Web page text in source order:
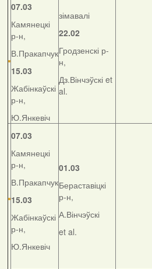
07.03
Камянецкі
р-н,
В.Пракапчук
15.03
Жабінкаўскі
р-н,
Ю.Янкевіч
зімавалі
22.02
Гродзенскі р-
н,
Дз.Вінчэўскі et
al.
07.03
Камянецкі
р-н,
В.Пракапчук
15.03
Жабінкаўскі
р-н,
Ю.Янкевіч
01.03
Бераставіцкі
р-н,
А.Вінчэўскі
et al.